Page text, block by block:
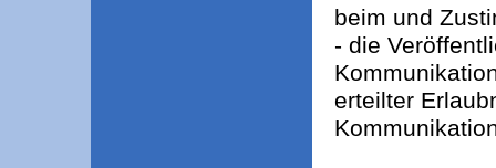
beim und
- die
erteilter